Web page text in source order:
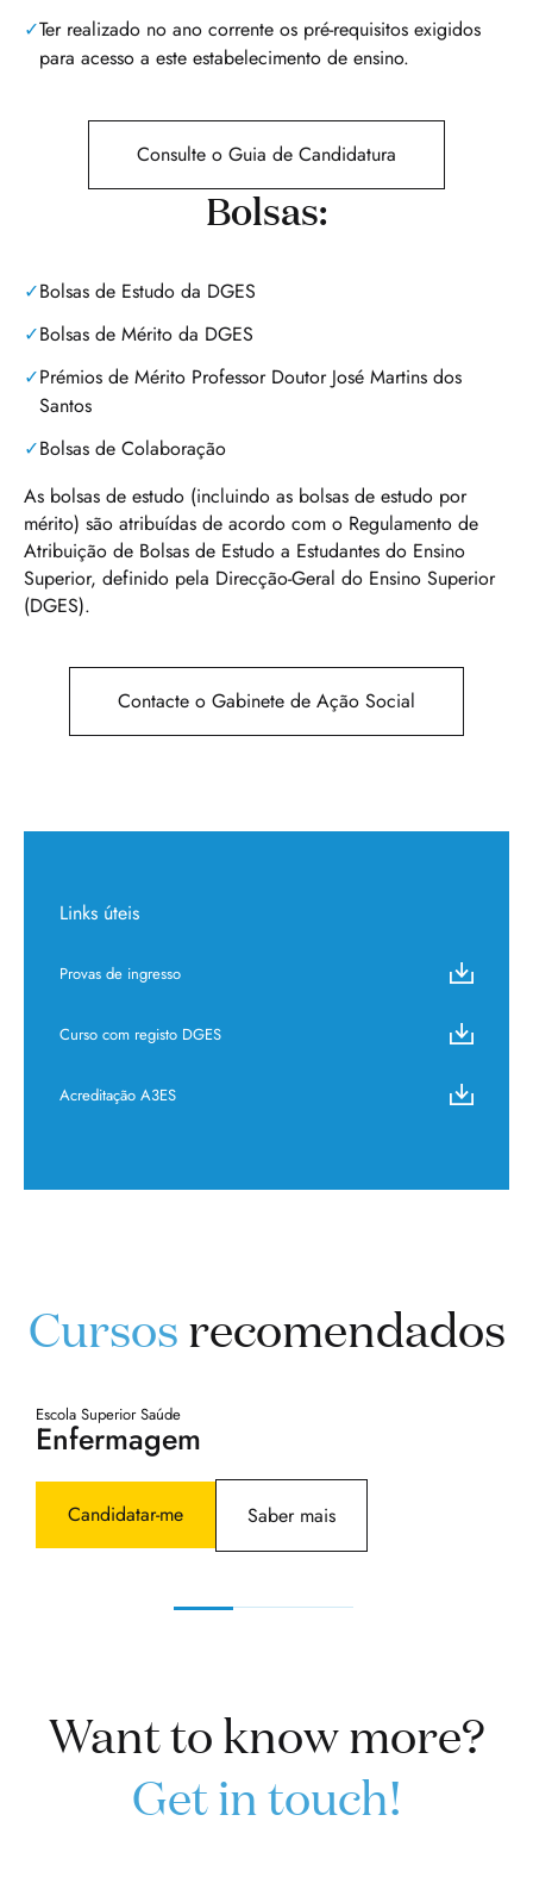
Ter realizado no ano corrente os pré-requisitos exigidos
para acesso a este estabelecimento de ensino.
Consulte o Guia de Candidatura
Bolsas:
Bolsas de Estudo da DGES
Bolsas de Mérito da DGES
Prémios de Mérito Professor Doutor José Martins dos
Santos
Bolsas de Colaboração
As bolsas de estudo (incluindo as bolsas de estudo por
mérito) são atribuídas de acordo com o Regulamento de
Atribuição de Bolsas de Estudo a Estudantes do Ensino
Superior, definido pela Direcção-Geral do Ensino Superior
(DGES).
Contacte o Gabinete de Ação Social
Links úteis
Provas de ingresso
Curso com registo DGES
Acreditação A3ES
Cursosrecomendados
Escola Superior Saúde
Enfermagem
Candidatar-me Saber mais
Want to know more?
Get in touch!